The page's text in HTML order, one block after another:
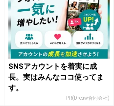
SNSアカウントを着実に成
長。実はみんなココ使ってま
す。
PR(Dreaw合同会社)